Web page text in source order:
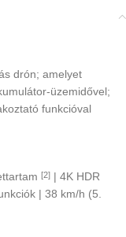
drón; amelyet
üzemidővel;
funkcióval
[2] | 4K HDR
| 38 km/h (5.